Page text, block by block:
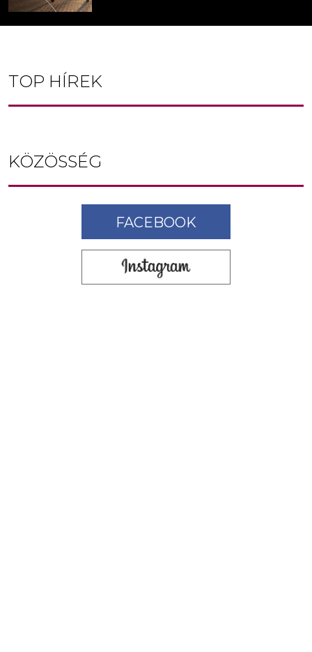
TOP HÍREK
KÖZÖSSÉG
FACEBOOK